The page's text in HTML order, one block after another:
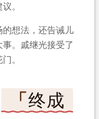
。
想法，还告诫儿
。戚继光接受了
。
终成